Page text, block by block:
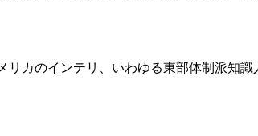
カのインテリ、いわゆる東部体制派知識